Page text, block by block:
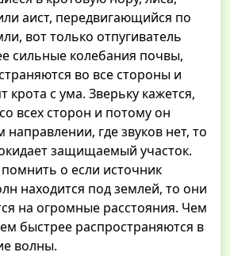
аист, передвигающийся по
вот только отпугиватель
сильные колебания почвы,
во все стороны и
крота с ума. Зверьку кажется,
всех сторон и потому он
направлении, где звуков нет, то
защищаемый участок.
о если источник
находится под землей, то они
на огромные расстояния. Чем
быстрее распространяются в
волны.